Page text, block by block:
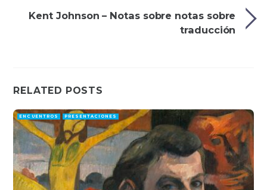
Kent Johnson – Notas sobre notas sobre
traducción
RELATED POSTS
ENCUENTROS PRESENTACIONES